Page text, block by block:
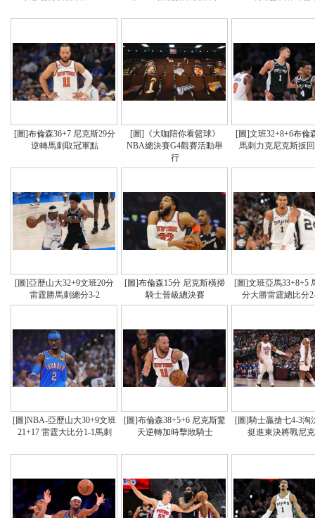
[圖]布倫森36+7 尼克斯29分
逆轉馬刺取冠軍點
[圖]《大咖陪你看籃球》
NBA總決賽G4觀賽活動舉
行
[圖]文班32+8+6布倫
馬刺力克尼克斯扳
[圖]亞歷山大32+9文班20分
雷霆勝馬刺總分3-2
[圖]布倫森15分 尼克斯橫掃
騎士晉級總決賽
[圖]文班亞馬33+8+5
分大勝雷霆總比分
[圖]NBA-亞歷山大30+9文班
21+17 雷霆大比分1-1馬刺
[圖]布倫森38+5+6 尼克斯驚
天逆轉加時擊敗騎士
[圖]騎士贏搶七4-3淘
挺進東決將戰尼